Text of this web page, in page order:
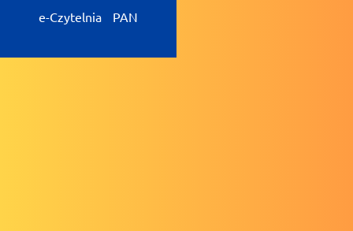
e-Czytelnia PAN